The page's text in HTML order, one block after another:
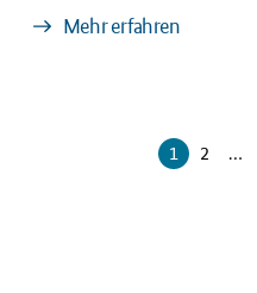
Mehr erfahren
1 2 …